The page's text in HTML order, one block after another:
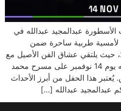
عبدالمجيد عبدالله في
لأمسية طربية ساحرة ضمن
فعاليات موسم الرياض 2025، حيث يلتقي عشاق الفن الأصيل مع
النجم الكبير عبدالمجيد عبدالله يوم 14 نوفمبر على مسرح محمد
يُعتبر هذا الحفل من أبرز الأحداث
عبدالمجيد عبدالله […]